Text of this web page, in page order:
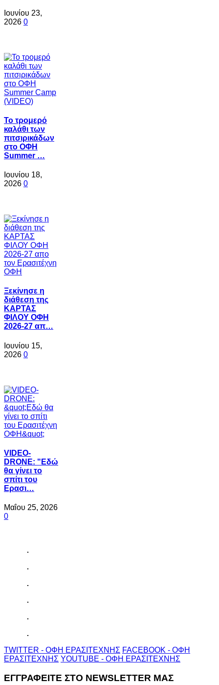
Ιουνίου 23,
2026 0
Το τρομερό
καλάθι των
πιτσιρικάδων
στο ΟΦΗ
Summer …
Ιουνίου 18,
2026 0
Ξεκίνησε η
διάθεση της
ΚΑΡΤΑΣ
ΦΙΛΟΥ ΟΦΗ
2026-27 απ…
Ιουνίου 15,
2026 0
VIDEO-
DRONE: "Εδώ
θα γίνει το
σπίτι του
Ερασι…
Μαΐου 25, 2026
0
TWITTER - ΟΦΗ ΕΡΑΣΙΤΕΧΝΗΣ FACEBOOK - ΟΦΗ
ΕΡΑΣΙΤΕΧΝΗΣ YOUTUBE - ΟΦΗ ΕΡΑΣΙΤΕΧΝΗΣ
ΕΓΓΡΑΦΕΙΤΕ ΣΤΟ NEWSLETTER ΜΑΣ